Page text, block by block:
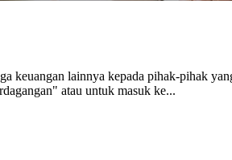
keuangan lainnya kepada pihak-pihak
atau untuk masuk ke...